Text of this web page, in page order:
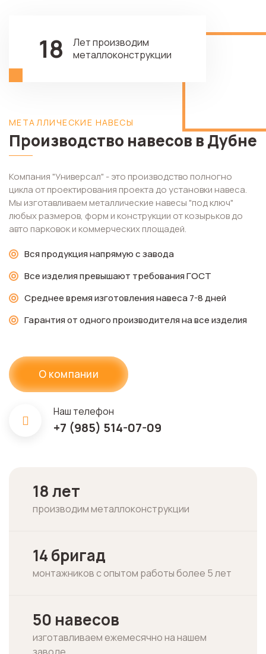
18
Лет производим
металлоконструкции
МЕТАЛЛИЧЕСКИЕ НАВЕСЫ
Производство навесов в Дубне
Компания "Универсал" - это производство полногно
цикла от проектирования проекта до установки навеса.
Мы изготавливаем металлические навесы "под ключ"
любых размеров, форм и конструкции от козырьков до
авто парковок и коммерческих площадей.
Вся продукция напрямую с завода
Все изделия превышают требования ГОСТ
Среднее время изготовления навеса 7-8 дней
Гарантия от одного производителя на все изделия
О компании
Наш телефон
+7 (985) 514-07-09
18 лет
производим металлоконструкции
14 бригад
монтажников с опытом работы более 5 лет
50 навесов
изготавливаем ежемесячно на нашем